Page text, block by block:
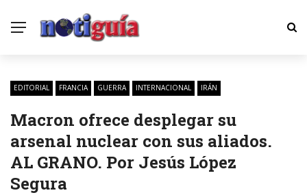
EDITORIAL FRANCIA GUERRA INTERNACIONAL IRÁN
Macron ofrece desplegar su
arsenal nuclear con sus aliados.
AL GRANO. Por Jesús López
Segura